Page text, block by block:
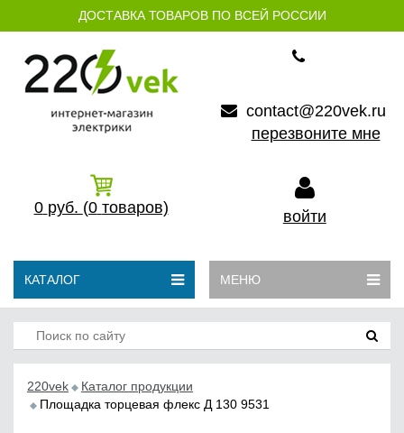
ДОСТАВКА ТОВАРОВ ПО ВСЕЙ РОССИИ
contact@220vek.ru
перезвоните мне
0 руб. (0 товаров) войти
КАТАЛОГ МЕНЮ
220vek
Каталог продукции
Площадка торцевая флекс Д 130 9531